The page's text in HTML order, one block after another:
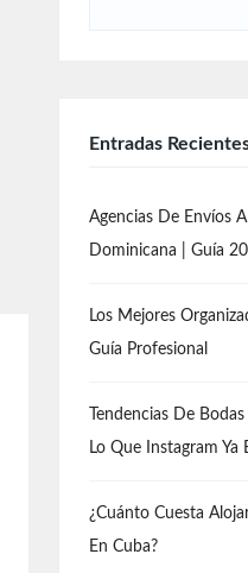
Entradas
Agencias De Envíos
Dominicana | Guía
Los Mejores
Guía Profesional
Tendencias De
Lo Que Instagram
¿Cuánto Cuesta
En Cuba?